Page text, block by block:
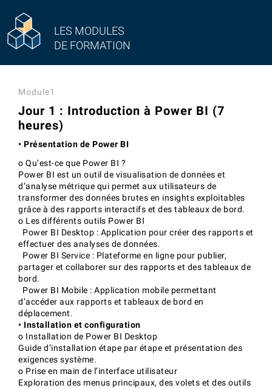
LES MODULES
DE FORMATION
Module1
Jour 1 : Introduction à Power BI (7
heures)
• Présentation de Power BI
o Qu’est-ce que Power BI ?
Power BI est un outil de visualisation de données et
d’analyse métrique qui permet aux utilisateurs de
transformer des données brutes en insights exploitables
grâce à des rapports interactifs et des tableaux de bord.
o Les différents outils Power BI
Power BI Desktop : Application pour créer des rapports et
effectuer des analyses de données.
Power BI Service : Plateforme en ligne pour publier,
partager et collaborer sur des rapports et des tableaux de
bord.
Power BI Mobile : Application mobile permettant
d’accéder aux rapports et tableaux de bord en
déplacement.
• Installation et configuration
o Installation de Power BI Desktop
Guide d’installation étape par étape et présentation des
exigences système.
o Prise en main de l’interface utilisateur
Exploration des menus principaux, des volets et des outils